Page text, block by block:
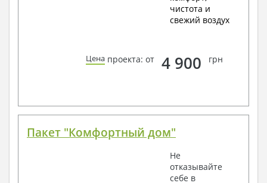
чистота и
свежий воздух
Цена проекта: от 4 900 грн
Пакет "Комфортный дом"
Не
отказывайте
себе в